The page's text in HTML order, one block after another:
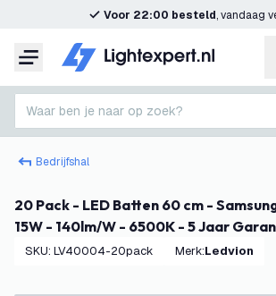
Voor 22:00 besteld, vandaag
Menu
Waar ben je naar op zoek?
Bedrijfshal
20 Pack - LED Batten 60 cm - Samsung LED Chips -
15W - 140lm/W - 6500K - 5 Jaar
SKU: LV40004-20pack Merk: Ledvion